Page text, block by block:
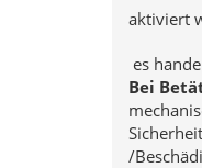
aktiviert
es
Bei
/